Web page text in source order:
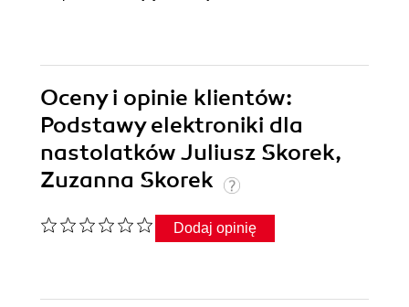
Oceny i opinie klientów:
Podstawy elektroniki dla
nastolatków Juliusz Skorek,
Zuzanna Skorek
Dodaj opinię